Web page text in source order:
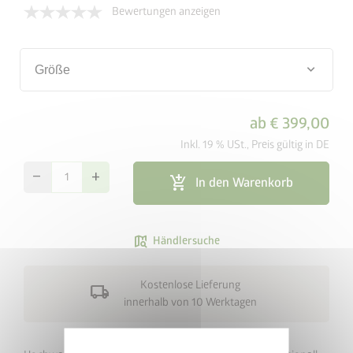
Bewertungen anzeigen
Größe keyboard_arrow_down
ab € 399,00
Inkl. 19 % USt., Preis gültig in DE
remove add add_shopping_cart In den Warenkorb
map_search Händlersuche
local_shipping
Kostenlose Lieferung
innerhalb von 10 Werktagen